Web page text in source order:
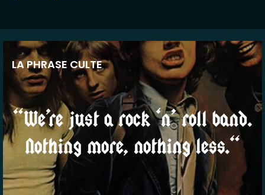
LA PHRASE CULTE
“We’re just a rock ‘n’ roll band.
Nothing more, nothing less.“